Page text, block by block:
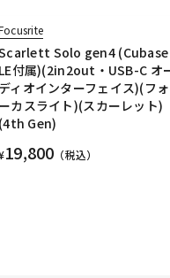
Solo gen4 (Cubase
LE付属)(2in2out・USB-C オ
ディオインターフェイス)(フォ
ーカスライト)(スカーレット)
(4th Gen)
19,800 （税込）